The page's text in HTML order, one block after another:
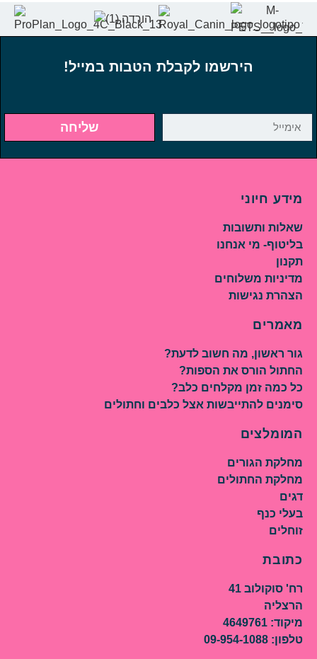
הירשמו לקבלת הטבות במייל!
שליחה
מידע חיוני
שאלות ותשובות
בליטוף- מי אנחנו
תקנון
מדיניות משלוחים
הצהרת נגישות
מאמרים
גור ראשון, מה חשוב לדעת?
החתול הורס את הספות?
כל כמה זמן מקלחים כלב?
סימנים להתייבשות אצל כלבים וחתולים
המומלצים
מחלקת הגורים
מחלקת החתולים
דגים
בעלי כנף
זוחלים
כתובת
רח' סוקולוב 41
הרצליה
מיקוד: 4649761
טלפון: 09-954-1088